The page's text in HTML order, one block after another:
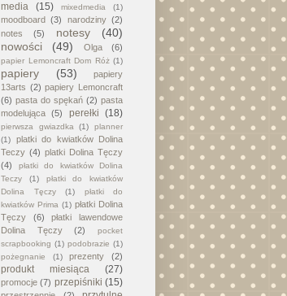
media
(15) mixedmedia (1)
moodboard (3) narodziny (2)
notes
(5) notesy
(40)
nowości
(49) Olga (6)
papier Lemoncraft Dom Róż (1)
papiery (53)
papiery
13arts (2) papiery Lemoncraft
(6) pasta do spękań (2) pasta
modelująca
(5) perełki (18)
pierwsza gwiazdka (1)
planner
(1)
platki do kwiatków Dolina
Teczy (4) platki Dolina Tęczy
(4)
płatki do kwiatków Dolina
Teczy
(1)
płatki do kwiatków
Dolina Tęczy
(1)
płatki do
kwiatków Prima (1) płatki Dolina
Tęczy
(6)
płatki lawendowe
Dolina Tęczy
(2)
pocket
scrapbooking (1) podobrazie (1)
pożegnanie
(1) prezenty (2)
produkt miesiąca (27)
promocje (7) przepiśniki (15)